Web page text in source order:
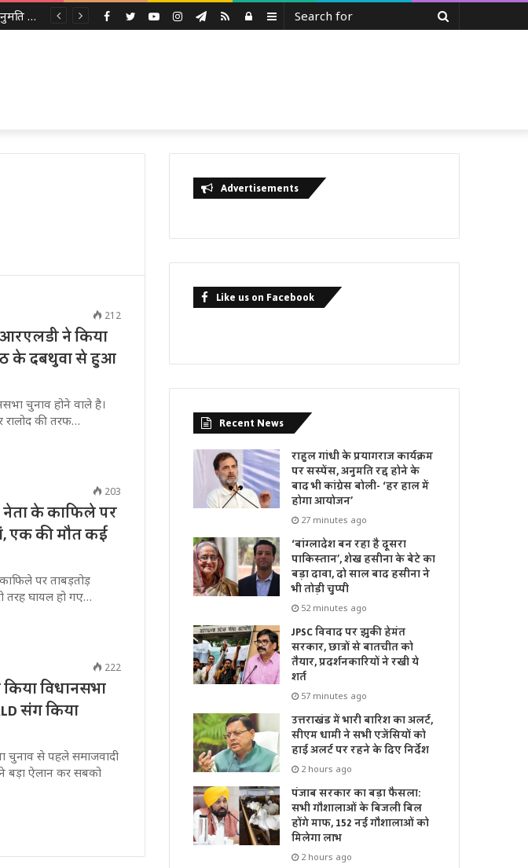
राहुल गांधी के प्रयागराज कार्यक्रम पर सस्पेंस, अनुमति रद्द होने के बाद भी कांग्रेस बोली- ‘हर हाल में होगा आयोजन’ Sidebar
Log
RSS
Telegram
Instagram
YouTube
Twitter
Facebook
212
ने किया
के दबथुवा से हुआ
चुनाव होने वाले है।
रालोद की तरफ…
203
के काफिले पर
एक की मौत कई
पर ताबड़तोड़
तरह घायल हो गए…
222
विधानसभा
संग किया
चुनाव से पहले समाजवादी
बड़ा ऐलान कर सबको
Advertisements
Like us on Facebook
Recent News
राहुल गांधी के प्रयागराज कार्यक्रम
पर सस्पेंस, अनुमति रद्द होने के
बाद भी कांग्रेस बोली- ‘हर हाल में
होगा आयोजन’
27 minutes ago
‘बांग्लादेश बन रहा है दूसरा
पाकिस्तान’, शेख हसीना के बेटे का
बड़ा दावा, दो साल बाद हसीना ने
भी तोड़ी चुप्पी
52 minutes ago
JPSC विवाद पर झुकी हेमंत
सरकार, छात्रों से बातचीत को
तैयार, प्रदर्शनकारियों ने रखी ये
शर्त
57 minutes ago
उत्तराखंड में भारी बारिश का अलर्ट,
सीएम धामी ने सभी एजेंसियों को
हाई अलर्ट पर रहने के दिए निर्देश
2 hours ago
पंजाब सरकार का बड़ा फैसला:
सभी गौशालाओं के बिजली बिल
होंगे माफ, 152 नई गौशालाओं को
मिलेगा लाभ
2 hours ago